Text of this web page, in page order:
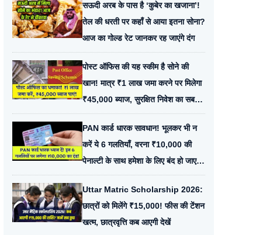
सऊदी अरब के पास है ‘कुबेर का खजाना’!
तेल की धरती पर कहाँ से आया इतना सोना?
आज का गोल्ड रेट जानकर रह जाएंगे दंग
पोस्ट ऑफिस की यह स्कीम है सोने की
खान! मात्र ₹1 लाख जमा करने पर मिलेगा
₹45,000 ब्याज, सुरक्षित निवेश का सबसे
धाकड़ प्लान
PAN कार्ड धारक सावधान! भूलकर भी न
करें ये 6 गलतियाँ, वरना ₹10,000 की
पेनाल्टी के साथ हमेशा के लिए बंद हो जाएगा
अकाउंट
Uttar Matric Scholarship 2026:
छात्रों को मिलेंगे ₹15,000! फीस की टेंशन
खत्म, छात्रवृत्ति कब आएगी देखें